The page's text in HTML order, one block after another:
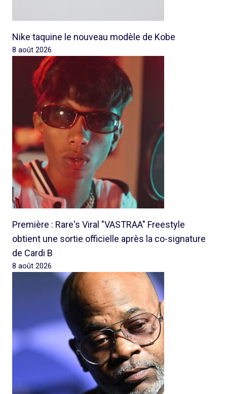
Nike taquine le nouveau modèle de Kobe
8 août 2026
Première : Rare's Viral "VASTRAA" Freestyle
obtient une sortie officielle après la co-signature
de Cardi B
8 août 2026